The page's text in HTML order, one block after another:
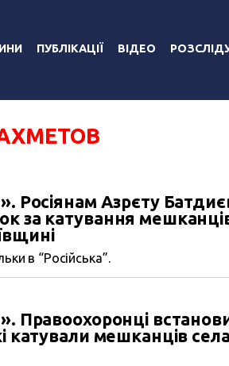
ПУБЛІКАЦІЇ ВІДЕО
Росіянам Азрєту
за катування
в “Російська”.
Правоохоронці
катували мешканців